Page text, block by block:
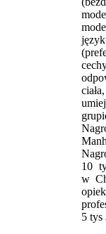
10
w
5 tys